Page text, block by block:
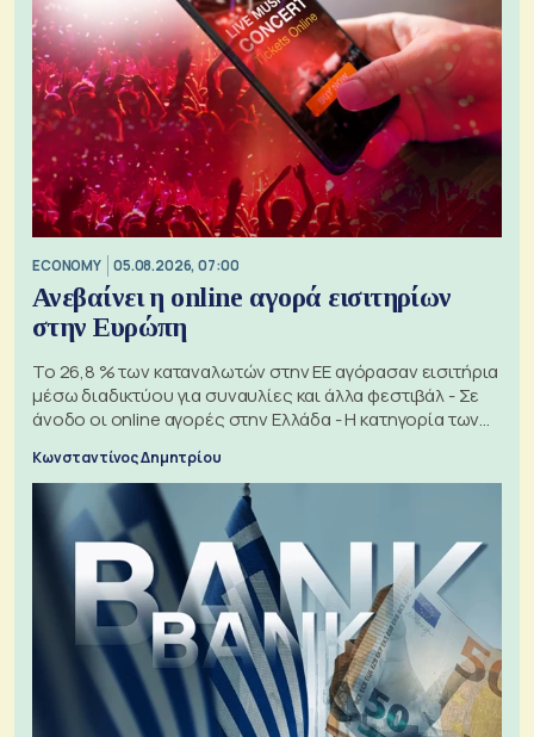
ECONOMY 05.08.2026, 07:00
Ανεβαίνει η online αγορά εισιτηρίων
στην Ευρώπη
Το 26,8 % των καταναλωτών στην ΕΕ αγόρασαν εισιτήρια
μέσω διαδικτύου για συναυλίες και άλλα φεστιβάλ - Σε
άνοδο οι online αγορές στην Ελλάδα - Η κατηγορία των
Κωνσταντίνος Δημητρίου